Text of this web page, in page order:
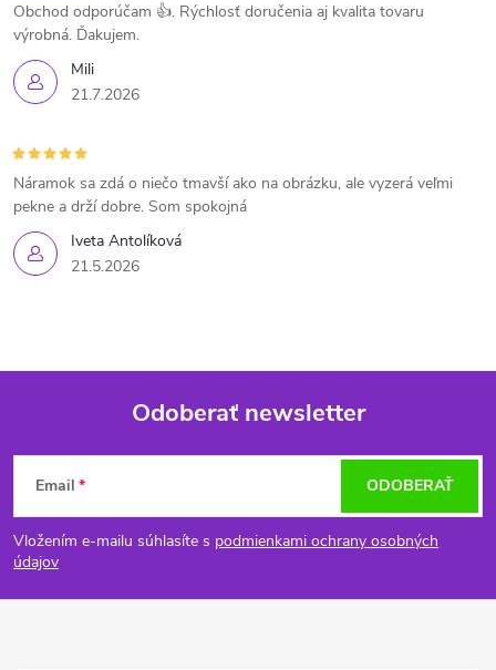
Mili
21.7.2026
Obchod odporúčam 👍. Rýchlosť doručenia aj kvalita tovaru
výrobná. Ďakujem.
Iveta Antolíková
21.5.2026
Náramok sa zdá o niečo tmavší ako na obrázku, ale vyzerá veľmi
pekne a drží dobre. Som spokojná
Z
á
p
Odoberať newsletter
Email
Vložením e-mailu súhlasíte s podmienkami ochrany osobných
údajov
ODOBERAŤ